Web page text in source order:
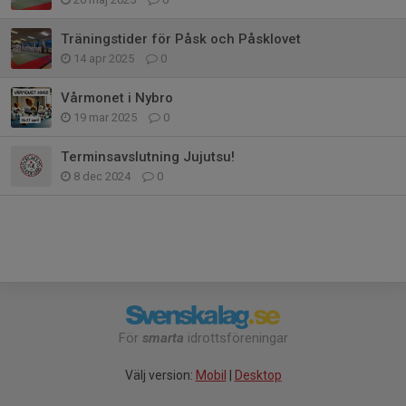
Träningstider för Påsk och Påsklovet
14 apr 2025 0
Vårmonet i Nybro
19 mar 2025 0
Terminsavslutning Jujutsu!
8 dec 2024 0
För smarta idrottsföreningar
Välj version: Mobil | Desktop